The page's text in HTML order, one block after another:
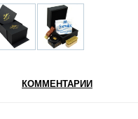
КОММЕНТАРИИ